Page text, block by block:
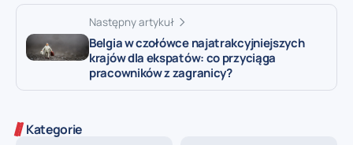
Następny artykuł
Belgia w czołówce najatrakcyjniejszych
krajów dla ekspatów: co przyciąga
pracowników z zagranicy?
Kategorie